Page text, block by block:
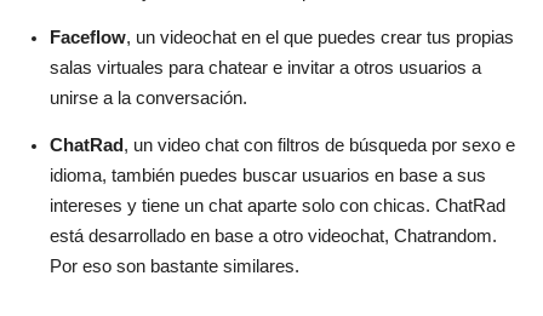
Faceflow, un videochat en el que puedes crear tus propias
salas virtuales para chatear e invitar a otros usuarios a
unirse a la conversación.
ChatRad , un video chat con filtros de búsqueda por sexo e
idioma, también puedes buscar usuarios en base a sus
intereses y tiene un chat aparte solo con chicas. ChatRad
está desarrollado en base a otro videochat, Chatrandom.
Por eso son bastante similares.